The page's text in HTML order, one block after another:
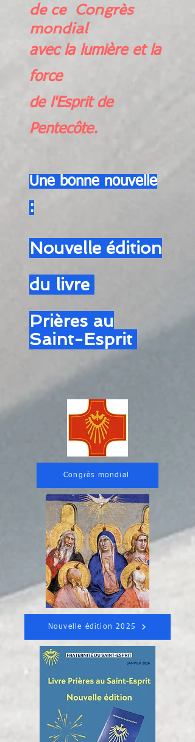
de ce Congrès
mondial
avec la lumière et la
force
de l'Esprit de
Pentecôte.
Une bonne nouvelle
:
Nouvelle édition
du livre
Prières au
Saint-Esprit
Congrès mondial
Nouvelle édition 2025